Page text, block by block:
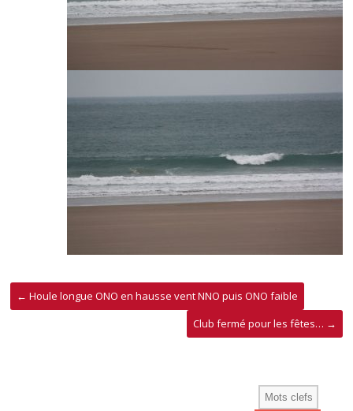
← Houle longue ONO en hausse vent NNO puis ONO faible
Club fermé pour les fêtes… →